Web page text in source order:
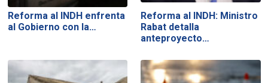
Reforma al INDH enfrenta
al Gobierno con la…
Reforma al INDH: Ministro
Rabat detalla
anteproyecto…